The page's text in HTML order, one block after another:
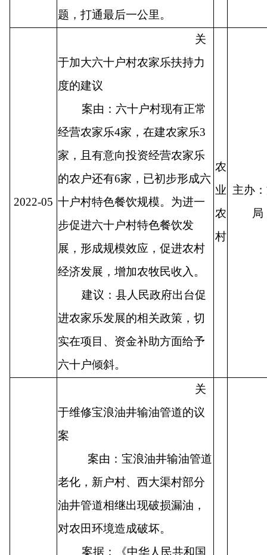
题，打通最后一公里。
2022-05
关
于加大六十户村农家乐扶持力
度的建议
案由：六十户村现有正常
经营农家乐4家，在建农家乐3
家，且有意向投资经营农家乐
的农户还有6家，已初步形成六
十户村特色餐饮规模。为进一
步促进六十户村特色餐饮发
展，形成规模效应，促进农村
经济发展，增加农牧民收入。
建议：县人民政府出台促
进农家乐发展的相关政策，切
实在项目、资金补助方面给予
六十户倾斜。
农
业
农
村
主办
关
于维修宝浪油井输油管道的议
案
案由：宝浪油井输油管道
老化，新户村、西大渠村部分
油井管道相继出现破损漏油，
对农田环境造成破坏。
案据：《中华人民共和国